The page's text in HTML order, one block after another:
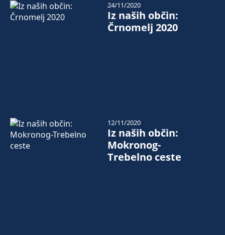
Iz naših občin:
Črnomelj 2020
24/11/2020
Iz naših občin:
Mokronog-
Trebelno ceste
12/11/2020